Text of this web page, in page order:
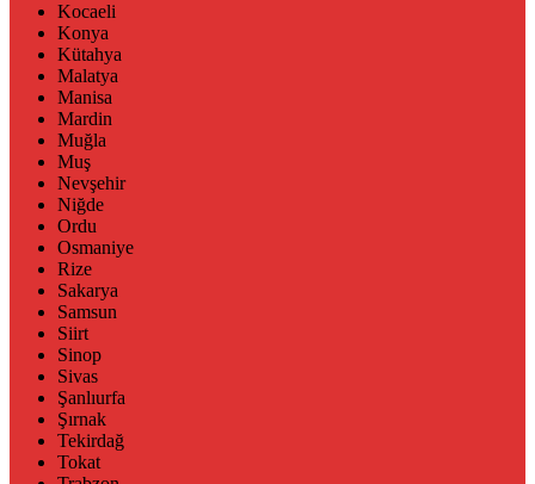
Kocaeli
Konya
Kütahya
Malatya
Manisa
Mardin
Muğla
Muş
Nevşehir
Niğde
Ordu
Osmaniye
Rize
Sakarya
Samsun
Siirt
Sinop
Sivas
Şanlıurfa
Şırnak
Tekirdağ
Tokat